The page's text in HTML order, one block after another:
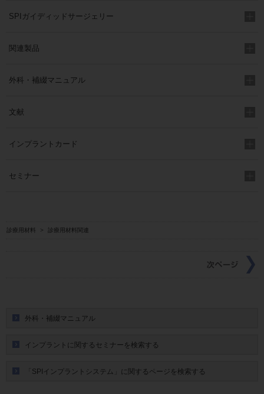
SPIガイディッドサージェリー
関連製品
外科・補綴マニュアル
文献
インプラントカード
セミナー
診療用材料 > 診療用材料関連
外科・補綴マニュアル
インプラントに関するセミナーを検索する
「SPIインプラントシステム」に関するページを検索する